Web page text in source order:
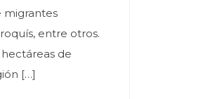
migrantes
entre otros.
de
[…]